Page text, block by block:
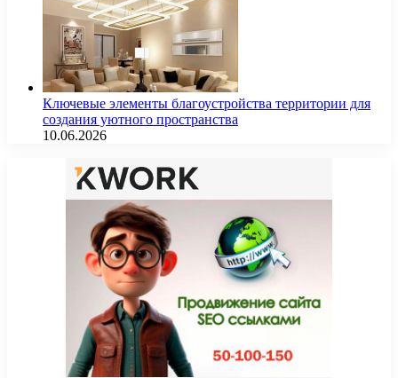
Ключевые элементы благоустройства территории для
создания уютного пространства
10.06.2026